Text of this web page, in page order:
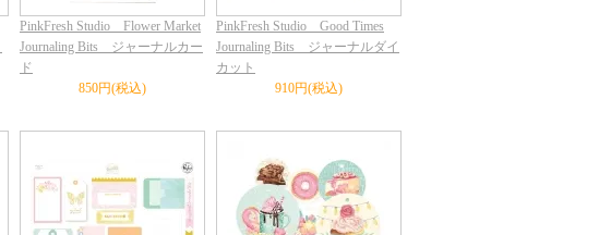
PinkFresh Studio Flower Market
Journaling Bits ジャーナルカー
ド
850円(税込)
PinkFresh Studio Good Times
Journaling Bits ジャーナルダイ
カット
910円(税込)